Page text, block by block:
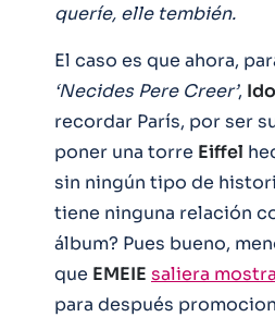
queríe, elle tembién.
El caso es que ahora,
‘Necides Pere Creer’,
recordar París, por ser
poner una torre Eiffel
sin ningún tipo de
tiene ninguna relación
álbum? Pues bueno,
que EMEIE saliera
para después